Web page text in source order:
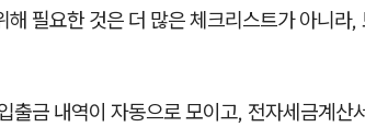
필요한 것은 더 많은 체크리스트가 아니라,
출금 내역이 자동으로 모이고, 전자세금계산